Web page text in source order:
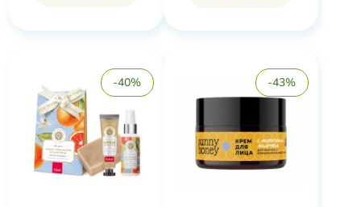
-40% -43%